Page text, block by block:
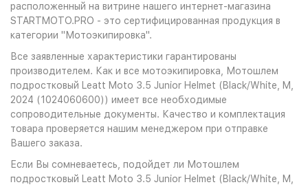
расположенный на витрине нашего интернет-магазина
STARTMOTO.PRO - это сертифицированная продукция в
категории "Мотоэкипировка".
Все заявленные характеристики гарантированы
производителем. Как и все мотоэкипировка, Мотошлем
подростковый Leatt Moto 3.5 Junior Helmet (Black/White, M,
2024 (1024060600)) имеет все необходимые
сопроводительные документы. Качество и комплектация
товара проверяется нашим менеджером при отправке
Вашего заказа.
Если Вы сомневаетесь, подойдет ли Мотошлем
подростковый Leatt Moto 3.5 Junior Helmet (Black/White, M,